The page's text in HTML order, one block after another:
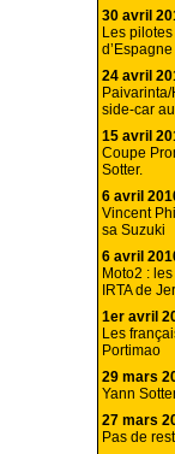
30 avril
Les
24 avril
side-car
15 avril
Coupe
Sotter.
6 avril
Vincent
sa Suzuki
6 avril
Moto2 :
IRTA de
1er avril
Les
Portimao
29 mars
Yann
27 mars
Pas de